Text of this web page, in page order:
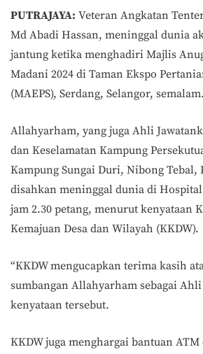
PUTRAJAYA: Veteran Angkatan
Md Abadi Hassan, meninggal dunia
jantung ketika menghadiri Majlis
Madani 2024 di Taman Ekspo
(MAEPS), Serdang, Selangor, semalam.
Allahyarham, yang juga Ahli
dan Keselamatan Kampung
Kampung Sungai Duri, Nibong Tebal,
disahkan meninggal dunia di
jam 2.30 petang, menurut kenyataan
Kemajuan Desa dan Wilayah (KKDW).
“KKDW mengucapkan terima kasih
sumbangan Allahyarham sebagai Ahli
kenyataan tersebut.
KKDW juga menghargai bantuan ATM